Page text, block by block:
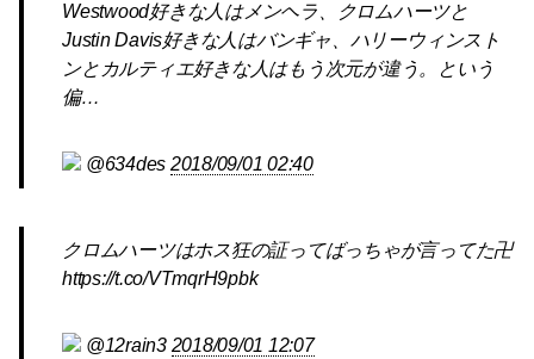
Westwood好きな人はメンヘラ、クロムハーツと
Justin Davis好きな人はバンギャ、ハリーウィンスト
ンとカルティエ好きな人はもう次元が違う。という
偏…
@634des 2018/09/01 02:40
クロムハーツはホス狂の証ってばっちゃが言ってた卍
https://t.co/VTmqrH9pbk
@12rain3 2018/09/01 12:07